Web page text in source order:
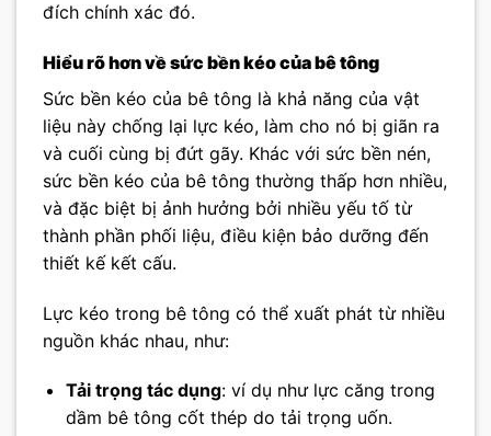
đích chính xác đó.
Hiểu rõ hơn về sức bền kéo của bê tông
Sức bền kéo của bê tông là khả năng của vật
liệu này chống lại lực kéo, làm cho nó bị giãn ra
và cuối cùng bị đứt gãy. Khác với sức bền nén,
sức bền kéo của bê tông thường thấp hơn nhiều,
và đặc biệt bị ảnh hưởng bởi nhiều yếu tố từ
thành phần phối liệu, điều kiện bảo dưỡng đến
thiết kế kết cấu.
Lực kéo trong bê tông có thể xuất phát từ nhiều
nguồn khác nhau, như:
Tải trọng tác dụng: ví dụ như lực căng trong
dầm bê tông cốt thép do tải trọng uốn.